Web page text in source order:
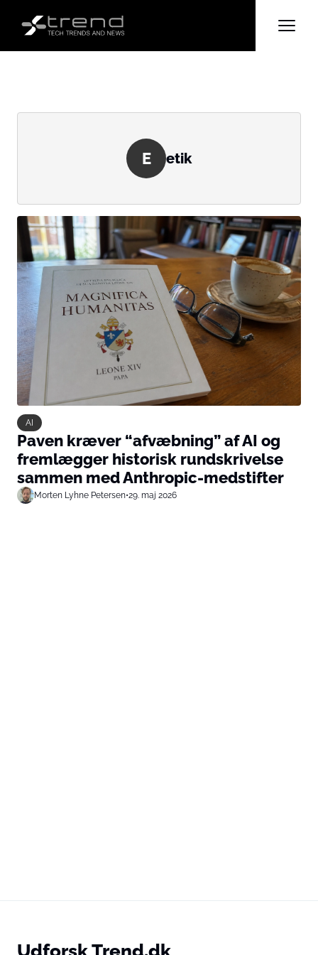
E etik
AI
Paven kræver “afvæbning” af AI og
fremlægger historisk rundskrivelse
sammen med Anthropic-medstifter
Morten Lyhne Petersen•29. maj 2026
Udforsk Trend.dk